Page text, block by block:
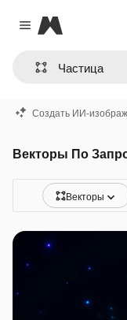
Close menu
Magnific
Создать ИИ-
Векторы По
Векторы